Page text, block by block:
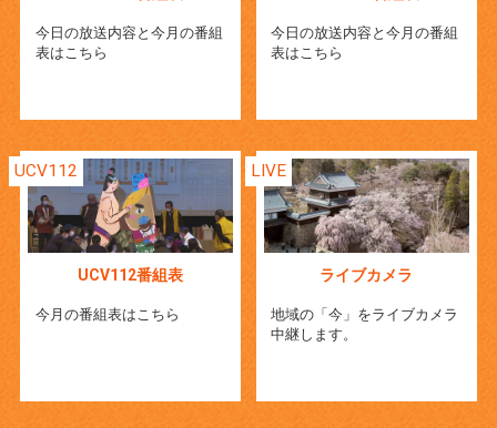
今日の放送内容と今月の番組
表はこちら
今日の放送内容と今月の番組
表はこちら
UCV112
UCV112番組表
今月の番組表はこちら
LIVE
ライブカメラ
地域の「今」をライブカメラ
中継します。